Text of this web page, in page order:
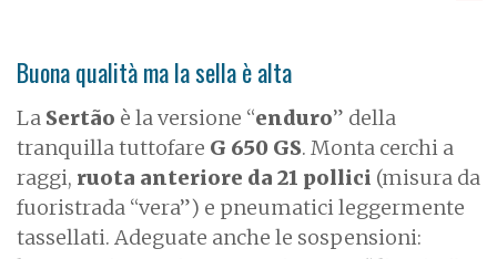
Buona qualità ma la sella è alta
La Sertão è la versione “enduro” della
tranquilla tuttofare G 650 GS. Monta cerchi a
raggi, ruota anteriore da 21 pollici (misura da
fuoristrada “vera”) e pneumatici leggermente
tassellati. Adeguate anche le sospensioni: